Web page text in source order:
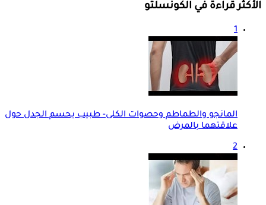
الأكثر قراءة في الكونسلتو
1
المانجو والطماطم وحصوات الكلى- طبيب يحسم الجدل حول
علاقتهما بالمرض
2